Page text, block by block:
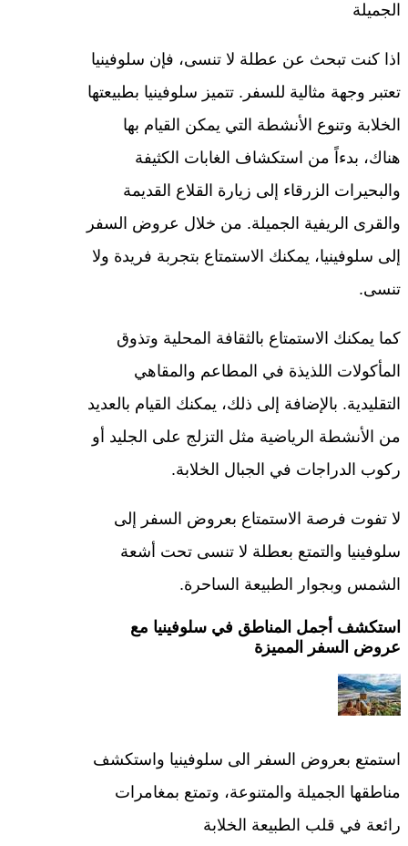
الجميلة
اذا كنت تبحث عن عطلة لا تنسى، فإن سلوفينيا
تعتبر وجهة مثالية للسفر. تتميز سلوفينيا بطبيعتها
الخلابة وتنوع الأنشطة التي يمكن القيام بها
هناك، بدءاً من استكشاف الغابات الكثيفة
والبحيرات الزرقاء إلى زيارة القلاع القديمة
والقرى الريفية الجميلة. من خلال عروض السفر
إلى سلوفينيا، يمكنك الاستمتاع بتجربة فريدة ولا
تنسى.
كما يمكنك الاستمتاع بالثقافة المحلية وتذوق
المأكولات اللذيذة في المطاعم والمقاهي
التقليدية. بالإضافة إلى ذلك، يمكنك القيام بالعديد
من الأنشطة الرياضية مثل التزلج على الجليد أو
ركوب الدراجات في الجبال الخلابة.
لا تفوت فرصة الاستمتاع بعروض السفر إلى
سلوفينيا والتمتع بعطلة لا تنسى تحت أشعة
الشمس وبجوار الطبيعة الساحرة.
استكشف أجمل المناطق في سلوفينيا مع
عروض السفر المميزة
استمتع بعروض السفر الى سلوفينيا واستكشف
مناطقها الجميلة والمتنوعة، وتمتع بمغامرات
رائعة في قلب الطبيعة الخلابة